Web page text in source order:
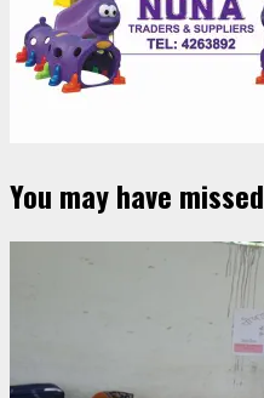
You may have missed